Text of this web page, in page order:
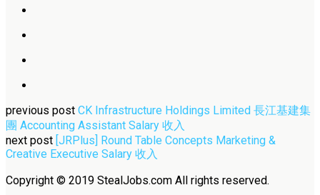
previous post CK Infrastructure Holdings Limited 長江基建集
團 Accounting Assistant Salary 收入
next post [JRPlus] Round Table Concepts Marketing &
Creative Executive Salary 收入
Copyright © 2019 StealJobs.com All rights reserved.